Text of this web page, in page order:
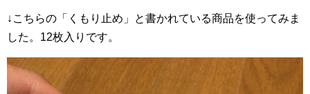
↓こちらの「くもり止め」と書かれている商品を使ってみま
した。12枚入りです。